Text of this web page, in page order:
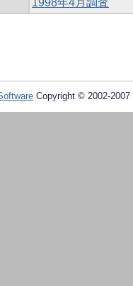
1998年4月調査
Copyright © 2002-2007